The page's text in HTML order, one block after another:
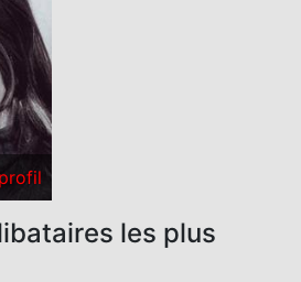
les plus